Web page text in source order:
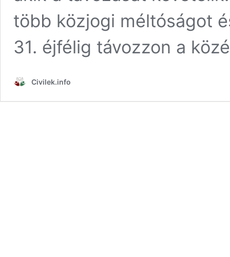
több közjogi méltóságot
31. éjfélig távozzon a
Civilek.info